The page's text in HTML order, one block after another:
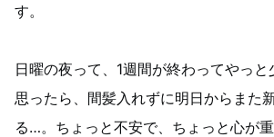
す。
日曜の夜って、1週間が終わってやっと
思ったら、間髪入れずに明日からまた
る…。ちょっと不安で、ちょっと心が